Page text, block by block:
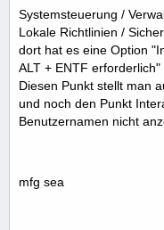
Systemsteuerung /
Lokale Richtlinien /
dort hat es eine Option
ALT + ENTF erforderlich"
Diesen Punkt stellt man
und noch den Punkt
Benutzernamen nicht
mfg sea